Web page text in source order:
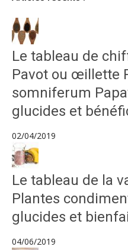
Le tableau de
Pavot ou œillette
somniferum
glucides et
02/04/2019
Le tableau de la
Plantes
glucides et
04/06/2019